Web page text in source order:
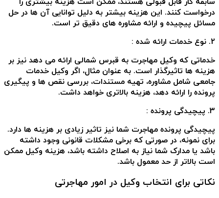
درخواست کنند. این هزینه بیشتر به دلیل توانایی آن ها در حل
مسائل پیچیده و ارائه مشاوره های دقیق تر است.
2. نوع خدمات ارائه شده :
خدماتی که وکیل مهاجرت به قبرس شمالی ارائه می دهد نیز بر
هزینه ها تاثیرگذار است. به عنوان مثال، اگر وکیل خدمات
جامعی شامل مشاوره، تهیه مستندات، بررسی نقص ها و پیگیری
پرونده را ارائه دهد، هزینه بالاتری خواهد داشت.
3. پیچیدگی پرونده :
پیچیدگی پرونده مهاجرت شما نیز تاثیر زیادی بر هزینه ها دارد.
برای نمونه، در صورتی که برخی مشکلات قانونی وجود داشته
باشد یا مدارک شما نیاز به اصلاح داشته باشد، هزینه وکیل ممکن
است بالاتر از حد معمول باشد.
نکاتی برای انتخاب وکیل در امور مهاجرتی